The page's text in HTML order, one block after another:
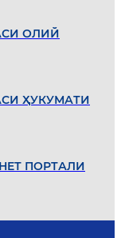
ОЛИЙ
ҲУКУМАТИ
ПОРТАЛИ